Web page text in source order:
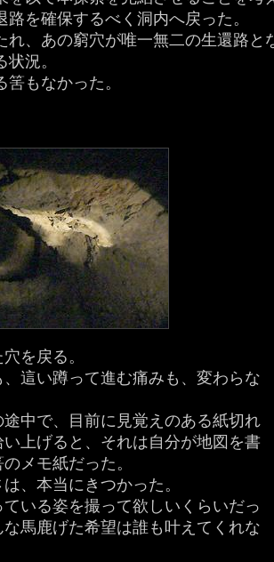
路を確保するべく洞内へ戻った。
れ、あの窮穴が唯一無二の生還路と
況。
もなかった。
を戻る。
、這い蹲って進む痛みも、変わらな
中で、目前に見覚えのある紙切れ
い上げると、それは自分が地図を書
メモ紙だった。
、本当にきつかった。
いる姿を撮って欲しいくらいだっ
な馬鹿げた希望は誰も叶えてくれな